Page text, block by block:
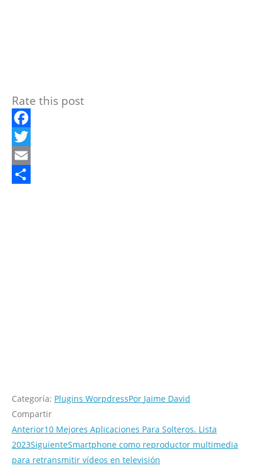
Rate this post
Facebook
Twitter
Email
Categoría: Plugins WorpdressPor Jaime David
Compartir
Anterior10 Mejores Aplicaciones Para Solteros. Lista
2023SiguienteSmartphone como reproductor multimedia
para retransmitir vídeos en televisión